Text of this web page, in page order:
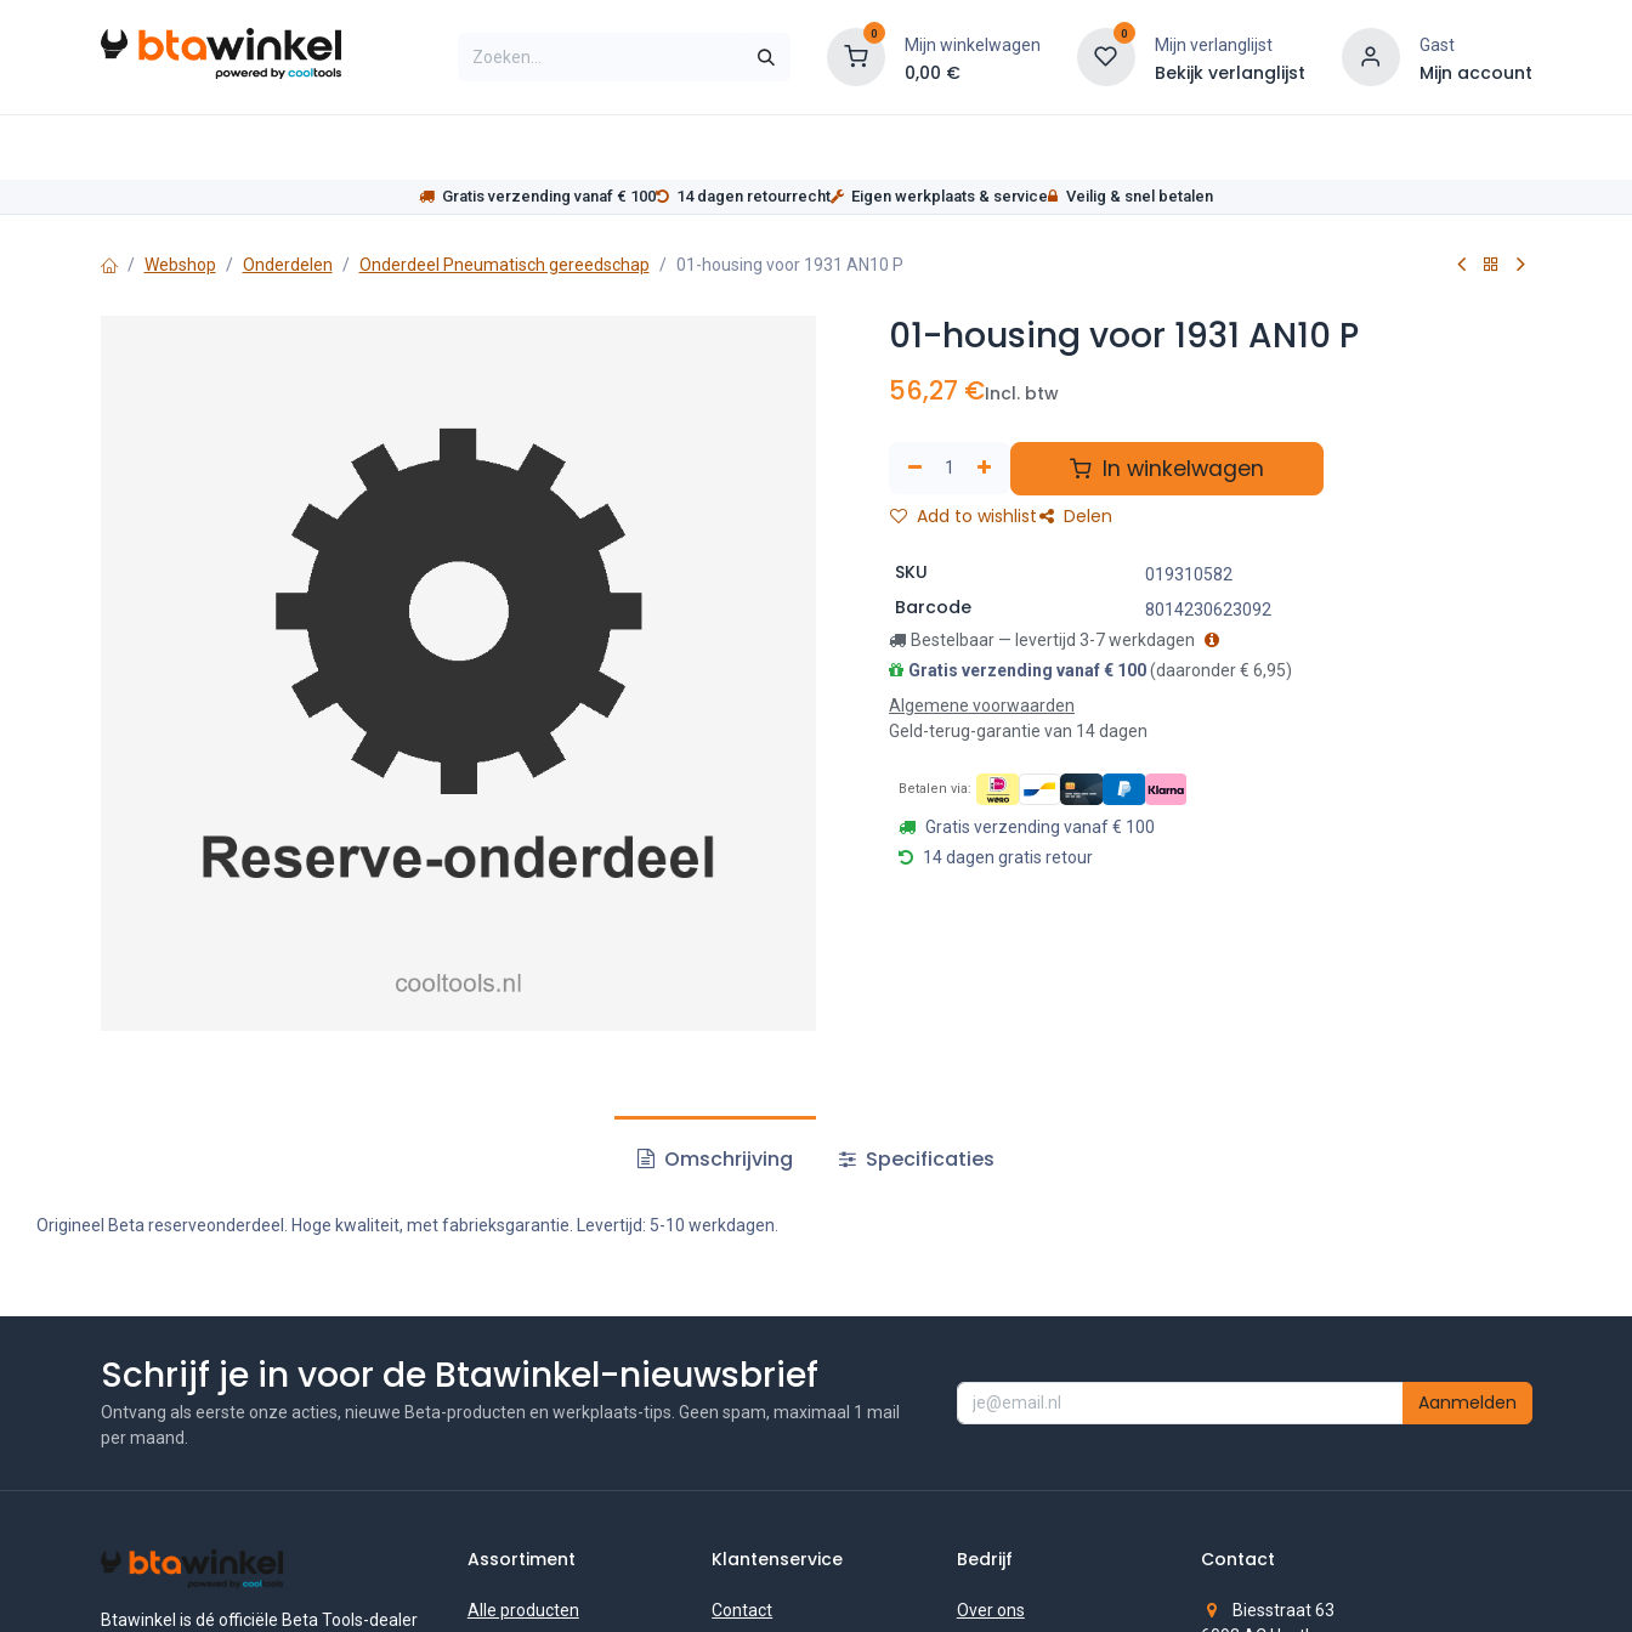
0
Mijn winkelwagen
0,00 €
0
Mijn verlanglijst
Bekijk verlanglijst
Gast
Mijn account
Gratis verzending vanaf € 100 14 dagen retourrecht Eigen werkplaats & service Veilig & snel betalen
Webshop Onderdelen Onderdeel Pneumatisch gereedschap 01-housing voor 1931 AN10 P
01-housing voor 1931 AN10 P
56,27 €Incl. btw
In winkelwagen
Add to wishlist Delen
SKU 019310582
Barcode
8014230623092
Bestelbaar — levertijd 3-7 werkdagen
Gratis verzending vanaf € 100(daaronder € 6,95)
Algemene voorwaarden
Geld-terug-garantie van 14 dagen
Betalen via:
Gratis verzending vanaf € 100
14 dagen gratis retour
Omschrijving Specificaties
Origineel Beta reserveonderdeel. Hoge kwaliteit, met fabrieksgarantie. Levertijd: 5-10 werkdagen.
Schrijf je in voor de Btawinkel-nieuwsbrief
Ontvang als eerste onze acties, nieuwe Beta-producten en werkplaats-tips. Geen spam, maximaal 1 mail
per maand.
Aanmelden
Btawinkel is dé officiële Beta Tools-dealer
Assortiment
Alle producten
Klantenservice
Contact
Bedrijf
Over ons
Contact
Biesstraat 63